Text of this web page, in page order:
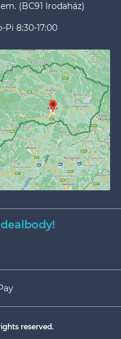
(BC91 Irodaház)
8:30-17:00
reserved.